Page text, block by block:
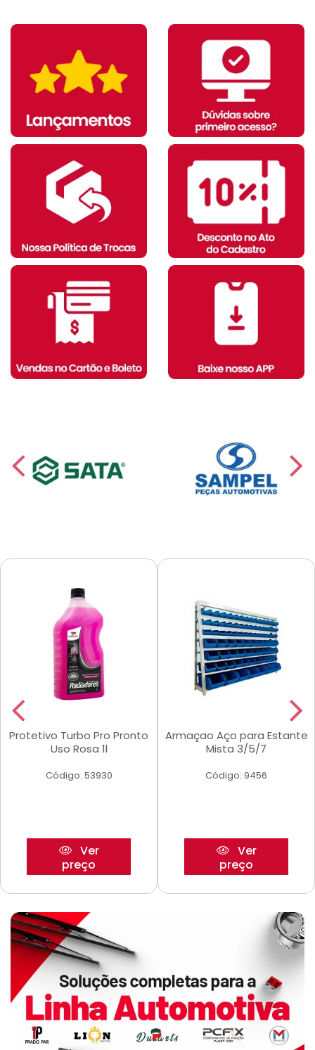
Protetivo Turbo Pro Pronto
Uso Rosa 1l
Código: 53930
Ver
preço
Armaçao Aço para Estante
Mista 3/5/7
Código: 9456
Ver
preço